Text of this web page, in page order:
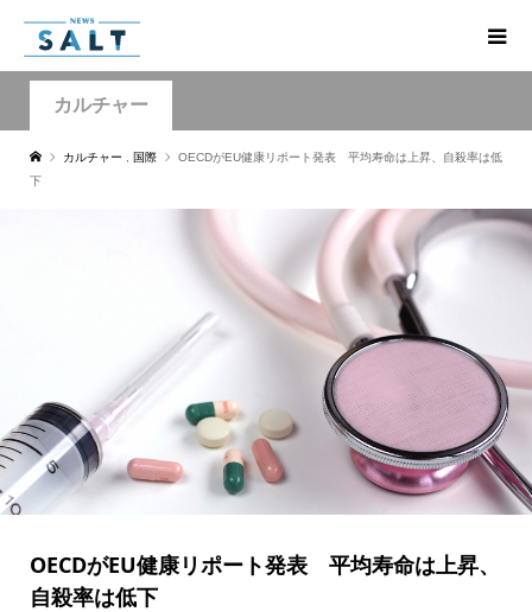
カルチャー
カルチャー 国際
OECDがEU健康リポート発表 平均寿命は上昇、自殺率は低
下
OECDがEU健康リポート発表 平均寿命は上昇、
自殺率は低下